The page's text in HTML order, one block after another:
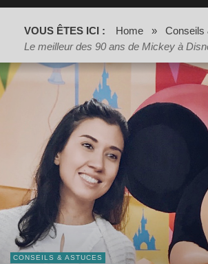
VOUS ÊTES ICI : Home » Conseils
Le meilleur des 90 ans de Mickey à
CONSEILS & ASTUCES